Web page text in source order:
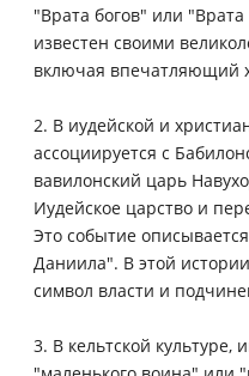
"Врата богов" или
известен своими
включая впечатляющий
2. В иудейской и
ассоциируется с
вавилонский царь
Иудейское царство и
Это событие
Даниила". В этой
символ власти и
3. В кельтской